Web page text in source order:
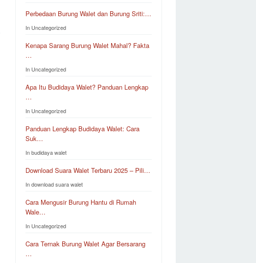
Perbedaan Burung Walet dan Burung Sriti:…
In Uncategorized
Kenapa Sarang Burung Walet Mahal? Fakta
…
In Uncategorized
Apa Itu Budidaya Walet? Panduan Lengkap
…
In Uncategorized
Panduan Lengkap Budidaya Walet: Cara
Suk…
In budidaya walet
Download Suara Walet Terbaru 2025 – Pili…
In download suara walet
Cara Mengusir Burung Hantu di Rumah
Wale…
In Uncategorized
Cara Ternak Burung Walet Agar Bersarang
…